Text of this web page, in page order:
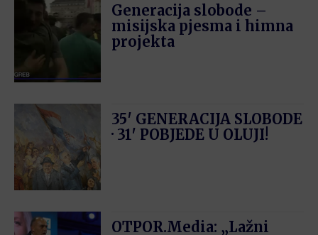
Generacija slobode –
misijska pjesma i himna
projekta
35′ GENERACIJA SLOBODE
· 31′ POBJEDE U OLUJI!
OTPOR.Media: „Lažni